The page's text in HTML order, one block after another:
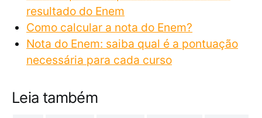
resultado do Enem
Como calcular a nota do Enem?
Nota do Enem: saiba qual é a pontuação
necessária para cada curso
Leia também